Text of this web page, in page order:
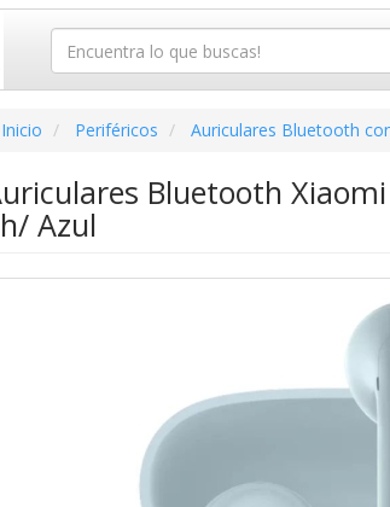
Inicio Periféricos Auriculares Bluetooth
Bluetooth
Azul